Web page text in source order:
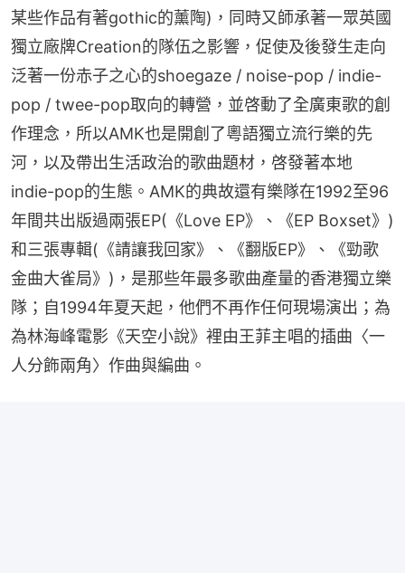
某些作品有著gothic的薰陶)，同時又師承著一眾英國
獨立廠牌Creation的隊伍之影響，促使及後發生走向
泛著一份赤子之心的shoegaze / noise-pop / indie-
pop / twee-pop取向的轉營，並啓動了全廣東歌的創
作理念，所以AMK也是開創了粵語獨立流行樂的先
河，以及帶出生活政治的歌曲題材，啓發著本地
indie-pop的生態。AMK的典故還有樂隊在1992至96
年間共出版過兩張EP(《Love EP》、《EP Boxset》)
和三張專輯(《請讓我回家》、《翻版EP》、《勁歌
金曲大雀局》)，是那些年最多歌曲產量的香港獨立樂
隊；自1994年夏天起，他們不再作任何現場演出；為
為林海峰電影《天空小說》裡由王菲主唱的插曲〈一
人分飾兩角〉作曲與編曲。